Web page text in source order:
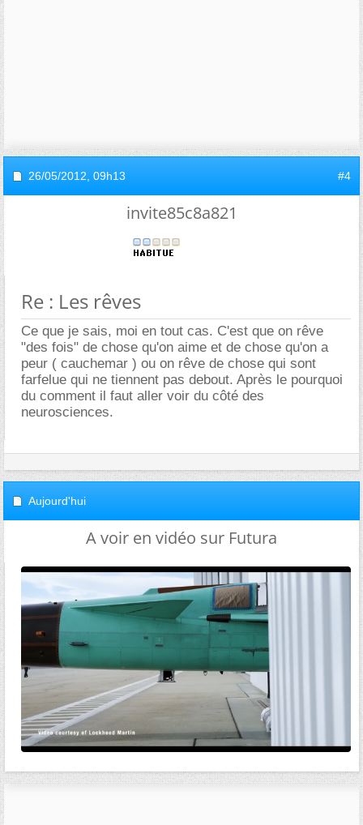
26/05/2012, 09h13 #4
invite85c8a821
Re : Les rêves
Ce que je sais, moi en tout cas. C'est que on rêve
"des fois" de chose qu'on aime et de chose qu'on a
peur ( cauchemar ) ou on rêve de chose qui sont
farfelue qui ne tiennent pas debout. Après le pourquoi
du comment il faut aller voir du côté des
neurosciences.
Aujourd'hui
A voir en vidéo sur Futura